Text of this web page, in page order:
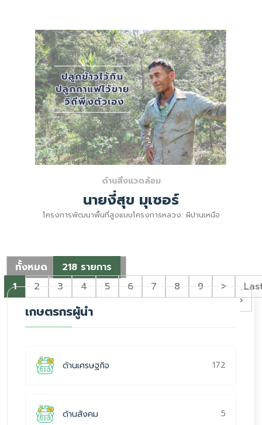
ด้านสิ่งแวดล้อม
นายงี่สุข มุเซอร์
โครงการพัฒนาพื้นที่สูงแบบโครงการหลวง: ผีปานเหนือ
ทั้งหมด
218 รายการ
1
2 3 4 5 6 7 8 9 >
›
เกษตรกรผู้นำ
ด้านเศรษฐกิจ 172
ด้านสังคม 5